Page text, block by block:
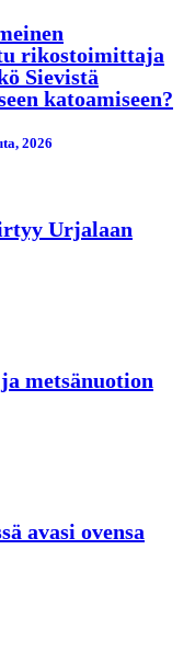
rikostoimittaja
Sievistä
katoamiseen?
2026
Urjalaan
metsänuotion
avasi ovensa